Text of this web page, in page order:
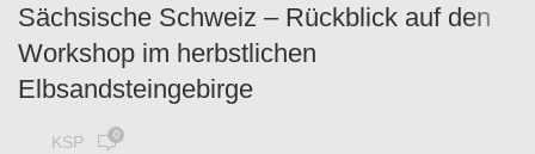
Sächsische Schweiz – Rückblick auf den
Workshop im herbstlichen
Elbsandsteingebirge
KSP 0